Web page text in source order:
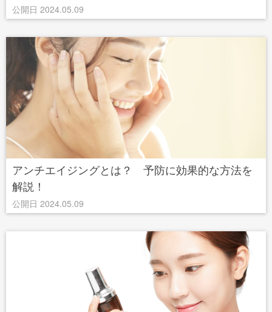
公開日 2024.05.09
アンチエイジングとは？ 予防に効果的な方法を
解説！
公開日 2024.05.09